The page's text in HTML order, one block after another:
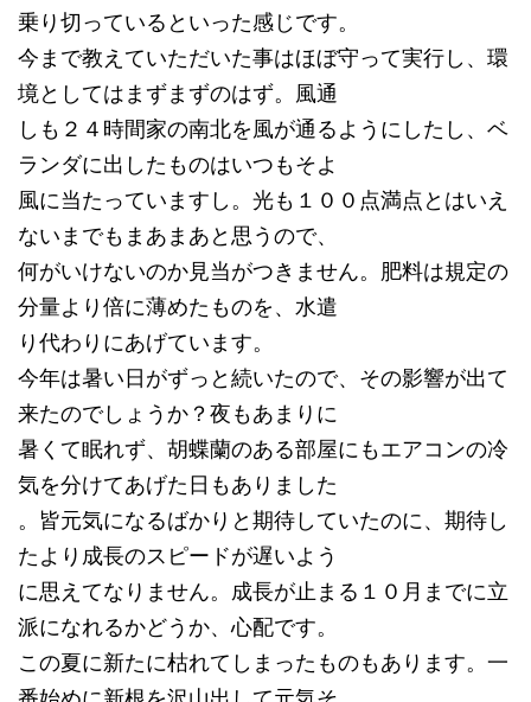
乗り切っているといった感じです。
今まで教えていただいた事はほぼ守って実行し、環
境としてはまずまずのはず。風通
しも２４時間家の南北を風が通るようにしたし、ベ
ランダに出したものはいつもそよ
風に当たっていますし。光も１００点満点とはいえ
ないまでもまあまあと思うので、
何がいけないのか見当がつきません。肥料は規定の
分量より倍に薄めたものを、水遣
り代わりにあげています。
今年は暑い日がずっと続いたので、その影響が出て
来たのでしょうか？夜もあまりに
暑くて眠れず、胡蝶蘭のある部屋にもエアコンの冷
気を分けてあげた日もありました
。皆元気になるばかりと期待していたのに、期待し
たより成長のスピードが遅いよう
に思えてなりません。成長が止まる１０月までに立
派になれるかどうか、心配です。
この夏に新たに枯れてしまったものもあります。一